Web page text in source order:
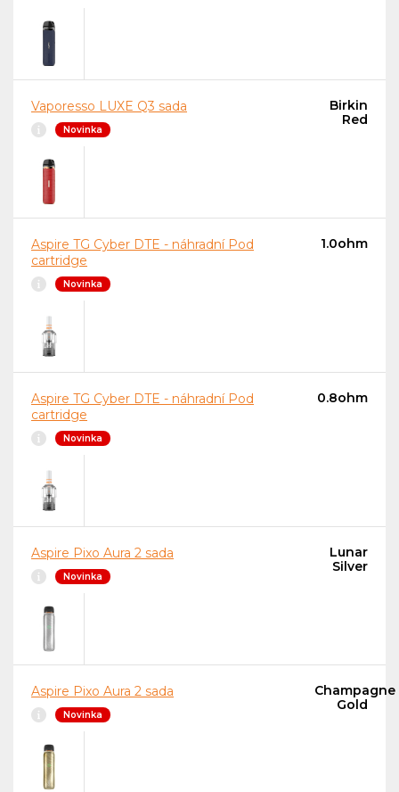
Vaporesso LUXE Q3 sada
Novinka
Birkin
Red
Aspire TG Cyber DTE - náhradní Pod
cartridge
Novinka
1.0ohm
Aspire TG Cyber DTE - náhradní Pod
cartridge
Novinka
0.8ohm
Aspire Pixo Aura 2 sada
Novinka
Lunar
Silver
Aspire Pixo Aura 2 sada
Novinka
Champagne
Gold